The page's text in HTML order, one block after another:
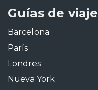
Guías de viaje
Barcelona
París
Londres
Nueva York